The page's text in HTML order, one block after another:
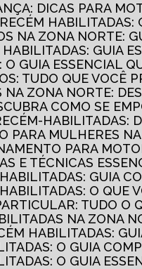
DICAS PARA
HABILITADAS:
NA ZONA NORTE:
GUIA
GUIA ESSENCIAL
TUDO QUE VOCÊ
ZONA NORTE:
COMO SE
PARA MULHERES
PARA
E TÉCNICAS
GUIA
O QUE
TUDO O
NA ZONA
HABILITADAS:
O GUIA
O GUIA